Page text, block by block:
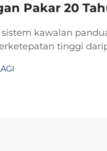
Pakar 20
kawalan
tinggi
kepakaran R&D